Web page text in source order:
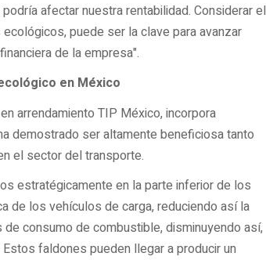
afectar nuestra rentabilidad. Considerar el
puede ser la clave para avanzar
de la empresa".
en México
arrendamiento TIP México, incorpora
demostrado ser altamente beneficiosa tanto
el sector del transporte.
estratégicamente en la parte inferior de los
de los vehículos de carga, reduciendo así la
consumo de combustible, disminuyendo así,
faldones pueden llegar a producir un